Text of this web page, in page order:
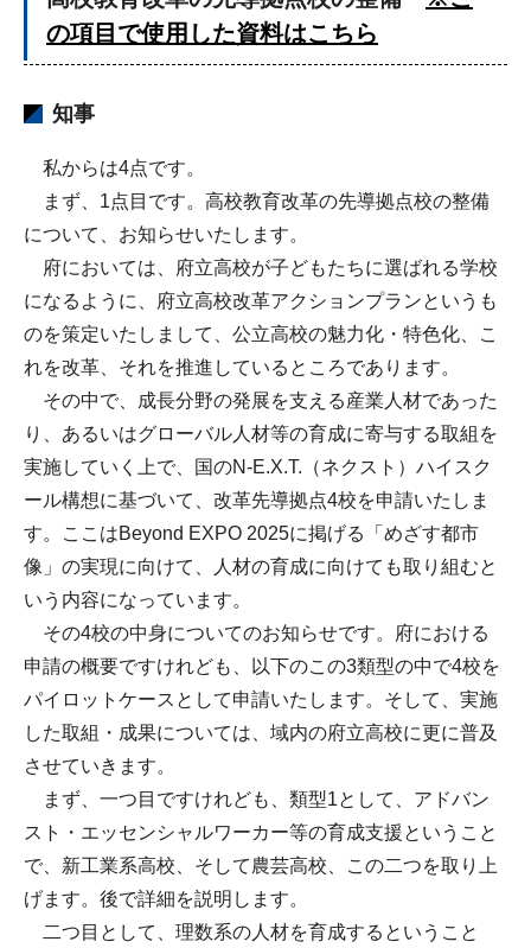
の項目で使用した資料はこちら
知事
私からは4点です。
まず、1点目です。高校教育改革の先導拠点校の整備
について、お知らせいたします。
府においては、府立高校が子どもたちに選ばれる学校
になるように、府立高校改革アクションプランというも
のを策定いたしまして、公立高校の魅力化・特色化、こ
れを改革、それを推進しているところであります。
その中で、成長分野の発展を支える産業人材であった
り、あるいはグローバル人材等の育成に寄与する取組を
実施していく上で、国のN-E.X.T.（ネクスト）ハイスク
ール構想に基づいて、改革先導拠点4校を申請いたしま
す。ここはBeyond EXPO 2025に掲げる「めざす都市
像」の実現に向けて、人材の育成に向けても取り組むと
いう内容になっています。
その4校の中身についてのお知らせです。府における
申請の概要ですけれども、以下のこの3類型の中で4校を
パイロットケースとして申請いたします。そして、実施
した取組・成果については、域内の府立高校に更に普及
させていきます。
まず、一つ目ですけれども、類型1として、アドバン
スト・エッセンシャルワーカー等の育成支援ということ
で、新工業系高校、そして農芸高校、この二つを取り上
げます。後で詳細を説明します。
二つ目として、理数系の人材を育成するということ